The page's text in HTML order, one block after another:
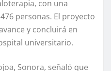
con una
personas. El proyecto
y concluirá en
universitario.
Sonora, señaló que